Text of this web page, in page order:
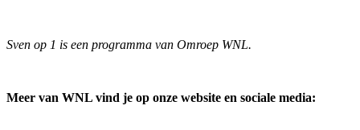
Sven op 1 is een programma van Omroep WNL.
Meer van WNL vind je op onze website en sociale media: